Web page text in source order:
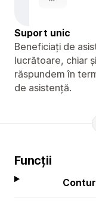
Suport unic
Beneficiați de
lucrătoare, chiar
răspundem în
de asistență.
Funcții